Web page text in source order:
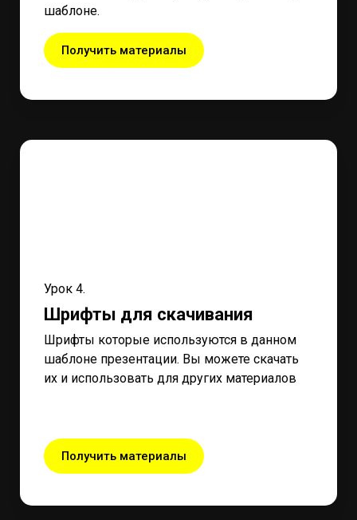
шаблоне.
Получить материалы
Урок 4.
Шрифты для скачивания
Шрифты которые используются в данном
шаблоне презентации. Вы можете скачать
их и использовать для других материалов
Получить материалы